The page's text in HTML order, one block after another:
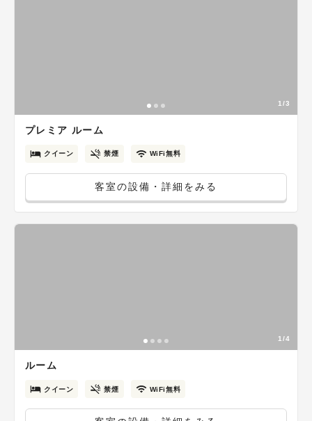
1/3
プレミア ルーム
クイーン 禁煙 WiFi無料
客室の設備・詳細をみる
1/4
ルーム
クイーン 禁煙 WiFi無料